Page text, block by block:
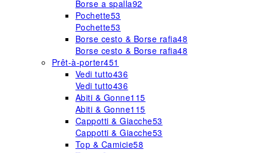
Borse a spalla92
Pochette53
Pochette53
Borse cesto & Borse rafia48
Borse cesto & Borse rafia48
Prêt-à-porter451
Vedi tutto436
Vedi tutto436
Abiti & Gonne115
Abiti & Gonne115
Cappotti & Giacche53
Cappotti & Giacche53
Top & Camicie58